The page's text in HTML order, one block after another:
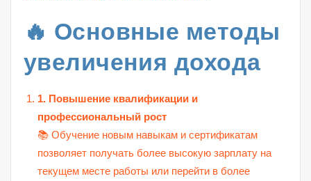
🔥 Основные методы
увеличения дохода
1. Повышение квалификации и
профессиональный рост
📚 Обучение новым навыкам и сертификатам
позволяет получать более высокую зарплату на
текущем месте работы или перейти в более